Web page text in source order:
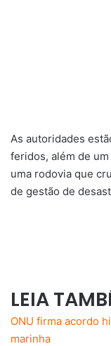
As autoridades
feridos, além de
uma rodovia que
de gestão de
LEIA
ONU firma acordo
marinha